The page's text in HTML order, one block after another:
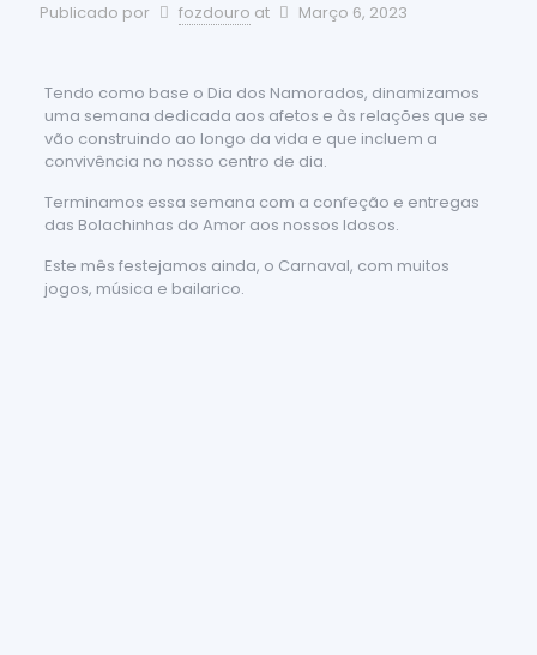
Publicado por fozdouro at Março 6, 2023
Tendo como base o Dia dos Namorados, dinamizamos
uma semana dedicada aos afetos e às relações que se
vão construindo ao longo da vida e que incluem a
convivência no nosso centro de dia.
Terminamos essa semana com a confeção e entregas
das Bolachinhas do Amor aos nossos Idosos.
Este mês festejamos ainda, o Carnaval, com muitos
jogos, música e bailarico.